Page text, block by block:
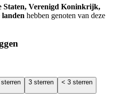
Staten, Verenigd Koninkrijk,
landen hebben genoten van deze
3 sterren < 3 sterren